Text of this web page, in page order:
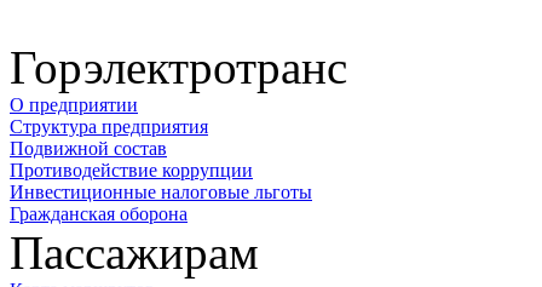
Горэлектротранс
О предприятии
Структура предприятия
Подвижной состав
Противодействие коррупции
Инвестиционные налоговые льготы
Гражданская оборона
Пассажирам